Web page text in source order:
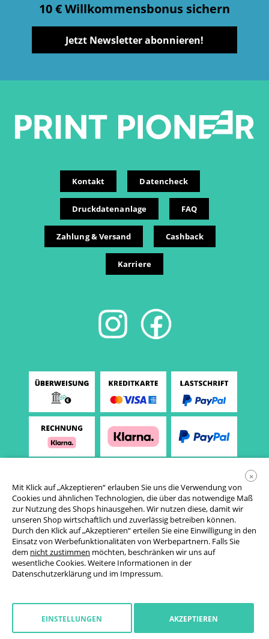
10 € Willkommensbonus sichern
Jetzt Newsletter abonnieren!
Kontakt Datencheck
Druckdatenanlage FAQ
Zahlung & Versand Cashback
Karriere
AGB
Datenschutzerklärung
Widerrufsrecht
×
Mit Klick auf „Akzeptieren“ erlauben Sie uns die Verwendung von
Cookies und ähnlichen Technologien, die über das notwendige Maß
zur Nutzung des Shops hinausgehen. Wir nutzen diese, damit wir
unseren Shop wirtschaftlich und zuverlässig betreiben können.
Durch den Klick auf „Akzeptieren“ erteilen Sie eine Einwilligung in den
Einsatz von Werbefunktionalitäten von Werbepartnern. Falls Sie
dem nicht zustimmen möchten, beschränken wir uns auf
wesentliche Cookies. Weitere Informationen in der
Datenschutzerklärung und im Impressum.
EINSTELLUNGEN AKZEPTIEREN